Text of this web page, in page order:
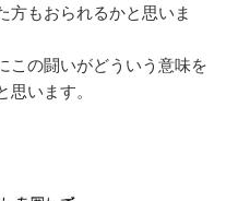
方もおられるかと思いま
この闘いがどういう意味を
います。